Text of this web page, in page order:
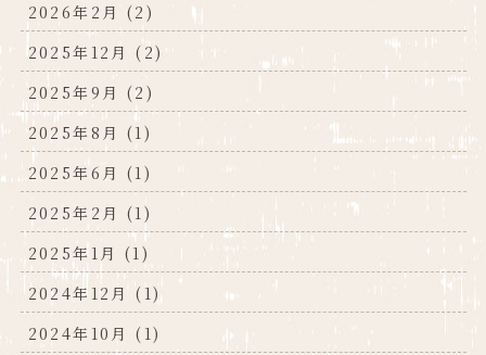
2026年2月 (2)
2025年12月 (2)
2025年9月 (2)
2025年8月 (1)
2025年6月 (1)
2025年2月 (1)
2025年1月 (1)
2024年12月 (1)
2024年10月 (1)